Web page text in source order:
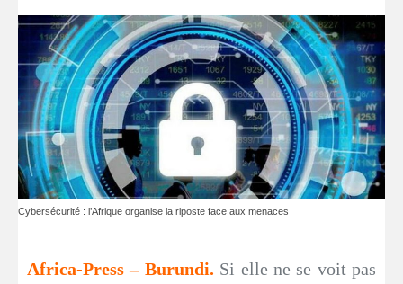
Cybersécurité : l’Afrique organise la riposte face aux menaces
Africa-Press – Burundi. Si elle ne se voit pas